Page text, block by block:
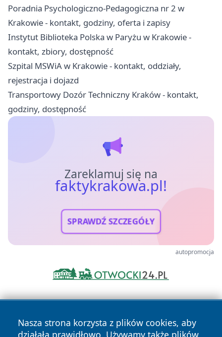
Poradnia Psychologiczno-Pedagogiczna nr 2 w
Krakowie - kontakt, godziny, oferta i zapisy
Instytut Biblioteka Polska w Paryżu w Krakowie -
kontakt, zbiory, dostępność
Szpital MSWiA w Krakowie - kontakt, oddziały,
rejestracja i dojazd
Transportowy Dozór Techniczny Kraków - kontakt,
godziny, dostępność
Zareklamuj się na
faktykrakowa.pl!
SPRAWDŹ SZCZEGÓŁY
autopromocja
Nasza strona korzysta z plików cookies, aby
działała prawidłowo. Używamy także plików